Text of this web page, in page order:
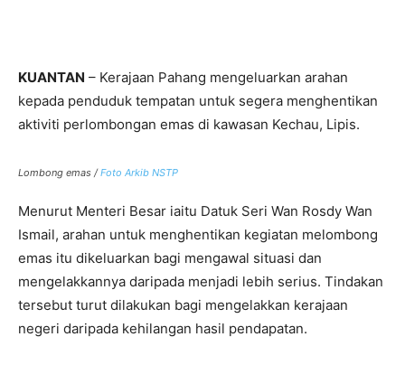
KUANTAN – Kerajaan Pahang mengeluarkan arahan
kepada penduduk tempatan untuk segera menghentikan
aktiviti perlombongan emas di kawasan Kechau, Lipis.
Lombong emas /Foto Arkib NSTP
Menurut Menteri Besar iaitu Datuk Seri Wan Rosdy Wan
Ismail, arahan untuk menghentikan kegiatan melombong
emas itu dikeluarkan bagi mengawal situasi dan
mengelakkannya daripada menjadi lebih serius. Tindakan
tersebut turut dilakukan bagi mengelakkan kerajaan
negeri daripada kehilangan hasil pendapatan.